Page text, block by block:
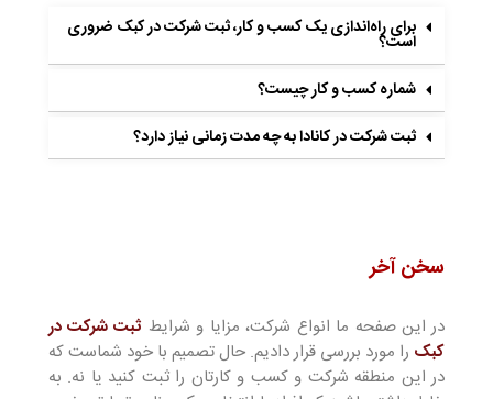
برای راه‌اندازی یک کسب و کار، ثبت شرکت در کبک ضروری
است؟
شماره کسب و کار چیست؟
ثبت شرکت در کانادا به چه مدت زمانی نیاز دارد؟
سخن آخر
در این صفحه ما انواع شرکت، مزایا و شرایط ثبت شرکت در
کبک را مورد بررسی قرار دادیم. حال تصمیم با خود شماست که
در این منطقه شرکت و کسب و کارتان را ثبت کنید یا نه. به